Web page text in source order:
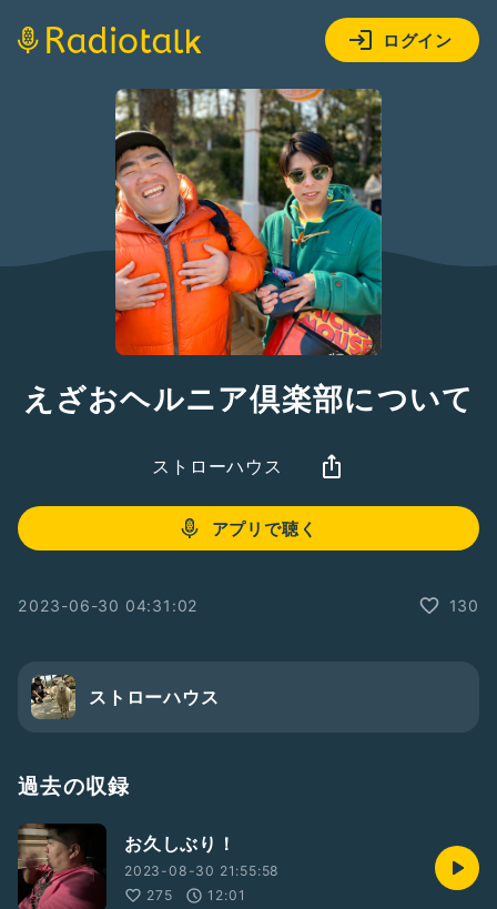
ログイン
えざおヘルニア倶楽部について
ストローハウス
アプリで聴く
2023-06-30 04:31:02 130
ストローハウス
過去の収録
お久しぶり！
2023-08-30 21:55:58
275
12:01